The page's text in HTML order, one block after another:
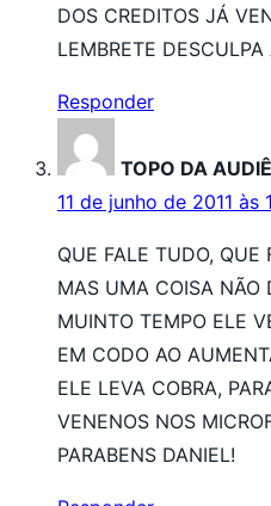
DOS CREDITOS JÁ
LEMBRETE
Responder
TOPO DA
11 de junho de 2011 às
QUE FALE TUDO,
MAS UMA COISA NÃO
MUINTO TEMPO ELE
EM CODO AO
ELE LEVA COBRA,
VENENOS NOS
PARABENS DANIEL!